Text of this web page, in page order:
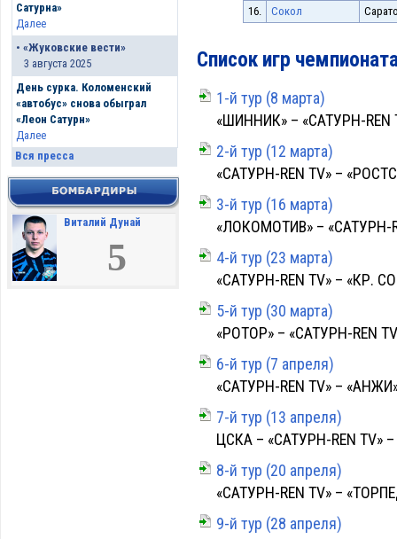
Сатурна»
Далее
• «Жуковские вести»
3 августа 2025
День сурка. Коломенский
«автобус» снова обыграл
«Леон Сатурн»
Далее
Вся пресса
Виталий Дунай
5
16.
Сокол
Список игр
1-й тур (8 марта)
«ШИННИК» – «САТУРН-REN
2-й тур (12 марта)
«САТУРН-REN TV» –
3-й тур (16 марта)
«ЛОКОМОТИВ» – «САТУРН-
4-й тур (23 марта)
«САТУРН-REN TV» – «КР.
5-й тур (30 марта)
«РОТОР» – «САТУРН-REN
6-й тур (7 апреля)
«САТУРН-REN TV» –
7-й тур (13 апреля)
ЦСКА – «САТУРН-REN TV»
8-й тур (20 апреля)
«САТУРН-REN TV» –
9-й тур (28 апреля)